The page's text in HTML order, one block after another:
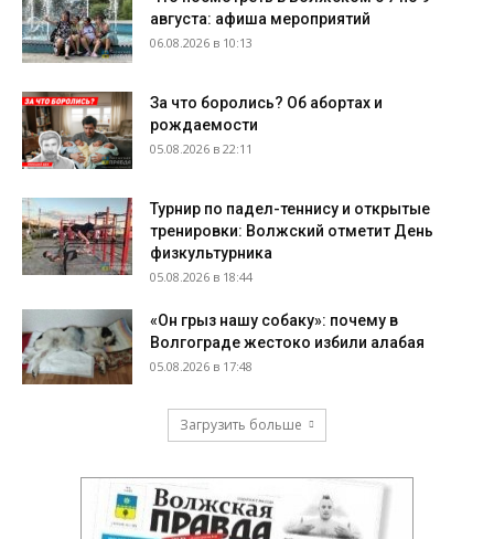
августа: афиша мероприятий
06.08.2026 в 10:13
За что боролись? Об абортах и
рождаемости
05.08.2026 в 22:11
Турнир по падел-теннису и открытые
тренировки: Волжский отметит День
физкультурника
05.08.2026 в 18:44
«Он грыз нашу собаку»: почему в
Волгограде жестоко избили алабая
05.08.2026 в 17:48
Загрузить больше